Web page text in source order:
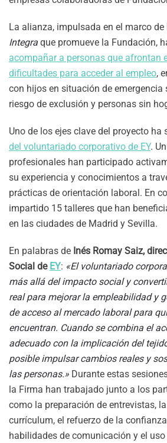
La alianza, impulsada en el marco de
Integra que promueve la Fundación,
acompañar a personas que afrontan
dificultades para acceder al empleo,
con hijos en situación de emergencia
riesgo de exclusión y personas sin
Uno de los ejes clave del proyecto ha
del voluntariado corporativo de EY.
profesionales han participado
su experiencia y conocimientos a
prácticas de orientación laboral. En
impartido 15 talleres que han
en las ciudades de Madrid y Sevilla.
En palabras de Inés Romay Saiz,
Social de EY: «El voluntariado
más allá del impacto social y
real para mejorar la empleabilidad y
de acceso al mercado laboral para
encuentran. Cuando se combina el
adecuado con la implicación del
posible impulsar cambios reales y
las personas.» Durante estas
la Firma han trabajado junto a los
como la preparación de entrevistas,
currículum, el refuerzo de la
habilidades de comunicación y el